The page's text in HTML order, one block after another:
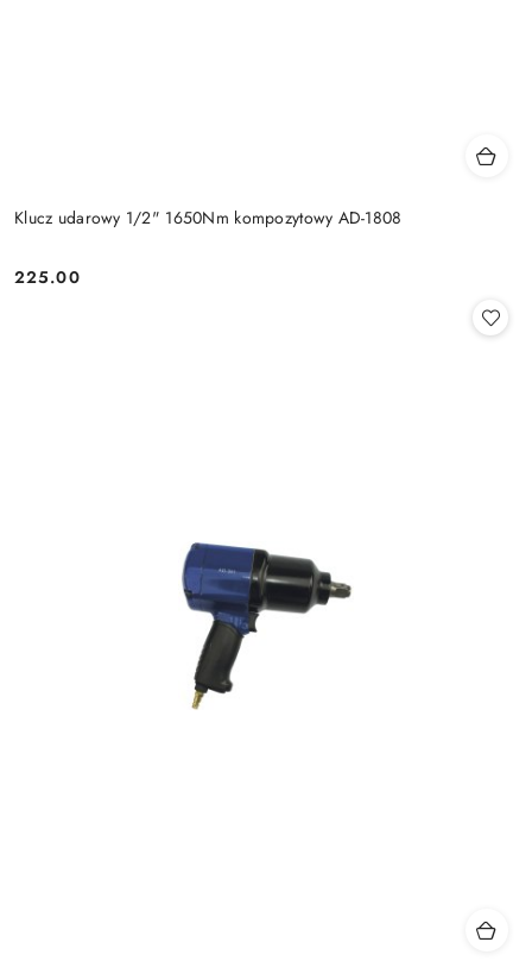
Klucz udarowy 1/2" 1650Nm kompozytowy AD-1808
Cena:
225.00